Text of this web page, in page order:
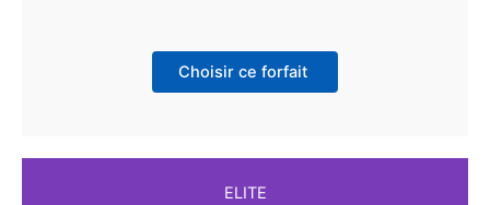
Choisir ce forfait
ELITE